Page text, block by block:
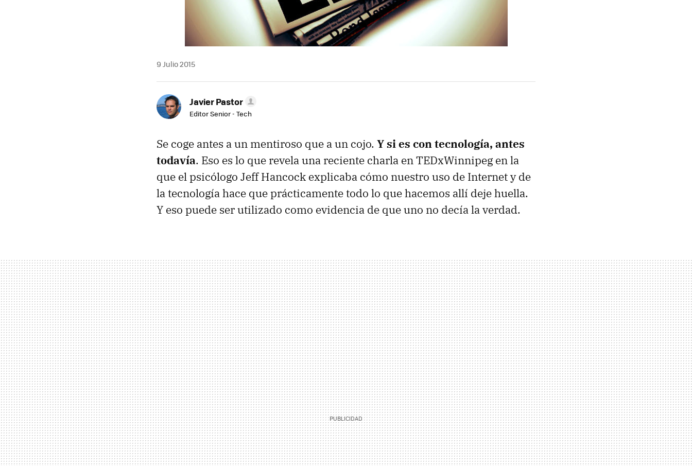
9 Julio 2015
Javier Pastor
Editor Senior - Tech
Se coge antes a un mentiroso que a un cojo. Y si es con tecnología, antes
todavía. Eso es lo que revela una reciente charla en TEDxWinnipeg en la
que el psicólogo Jeff Hancock explicaba cómo nuestro uso de Internet y de
la tecnología hace que prácticamente todo lo que hacemos allí deje huella.
Y eso puede ser utilizado como evidencia de que uno no decía la verdad.